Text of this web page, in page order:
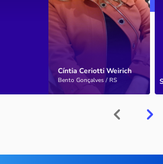
Cíntia Ceriotti Weirich
Bento Gonçalves / RS